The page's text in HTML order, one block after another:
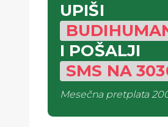
UPIŠI
I POŠALJI
SMS NA
Mesečna pretplata